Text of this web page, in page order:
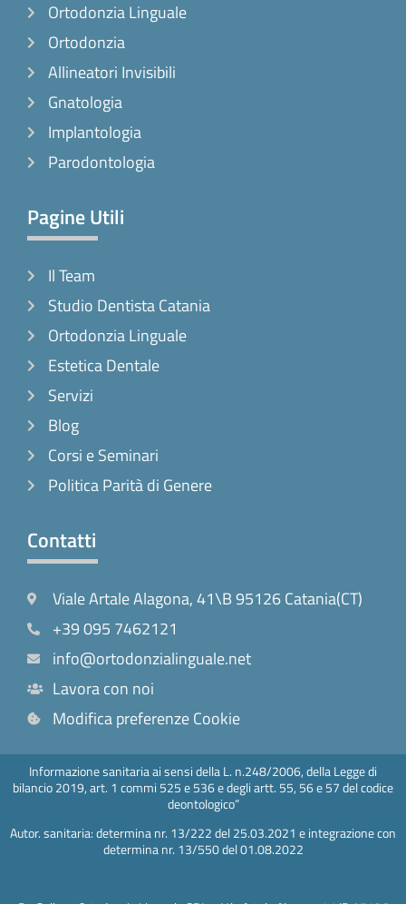
o
k
-
f
r
a
m
Ortodonzia Linguale
Ortodonzia
Allineatori Invisibili
Gnatologia
Implantologia
Parodontologia
Pagine Utili
Il Team
Studio Dentista Catania
Ortodonzia Linguale
Estetica Dentale
Servizi
Blog
Corsi e Seminari
Politica Parità di Genere
Contatti
Viale Artale Alagona, 41\B 95126 Catania(CT)
+39 095 7462121
info@ortodonzialinguale.net
Lavora con noi
Modifica preferenze Cookie
Informazione sanitaria ai sensi della L. n.248/2006, della Legge di
bilancio 2019, art. 1 commi 525 e 536 e degli artt. 55, 56 e 57 del codice
deontologico”
Autor. sanitaria: determina nr. 13/222 del 25.03.2021 e integrazione con
determina nr. 13/550 del 01.08.2022